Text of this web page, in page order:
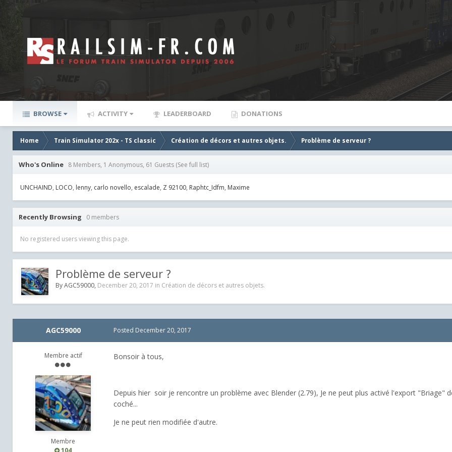
BROWSE ACTIVITY LEADERBOARD DONATIONS
Home Train Simulator 202x - TS classic Création de décors et autres objets. Problème de serveur ?
Who's Online 8 Members, 1 Anonymous, 61 Guests (See full list)
UNCHAIND LOCO lenny carlo novello escalade Z 92100 Raphtc_Idfm Maxime
Recently Browsing 0 members
No registered users viewing this page.
Problème de serveur ?
ByAGC59000, December 20, 2017 in Création de décors et autres objets.
AGC59000
Membre actif
Membre
Posted December 20, 2017
Bonsoir à tous,
Depuis hier soir je rencontre un problème avec Blender (2.79), Je ne peut plus activé l'export
coché...
Je ne peut rien modifiée d'autre.